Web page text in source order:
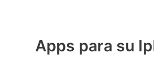
Apps para su